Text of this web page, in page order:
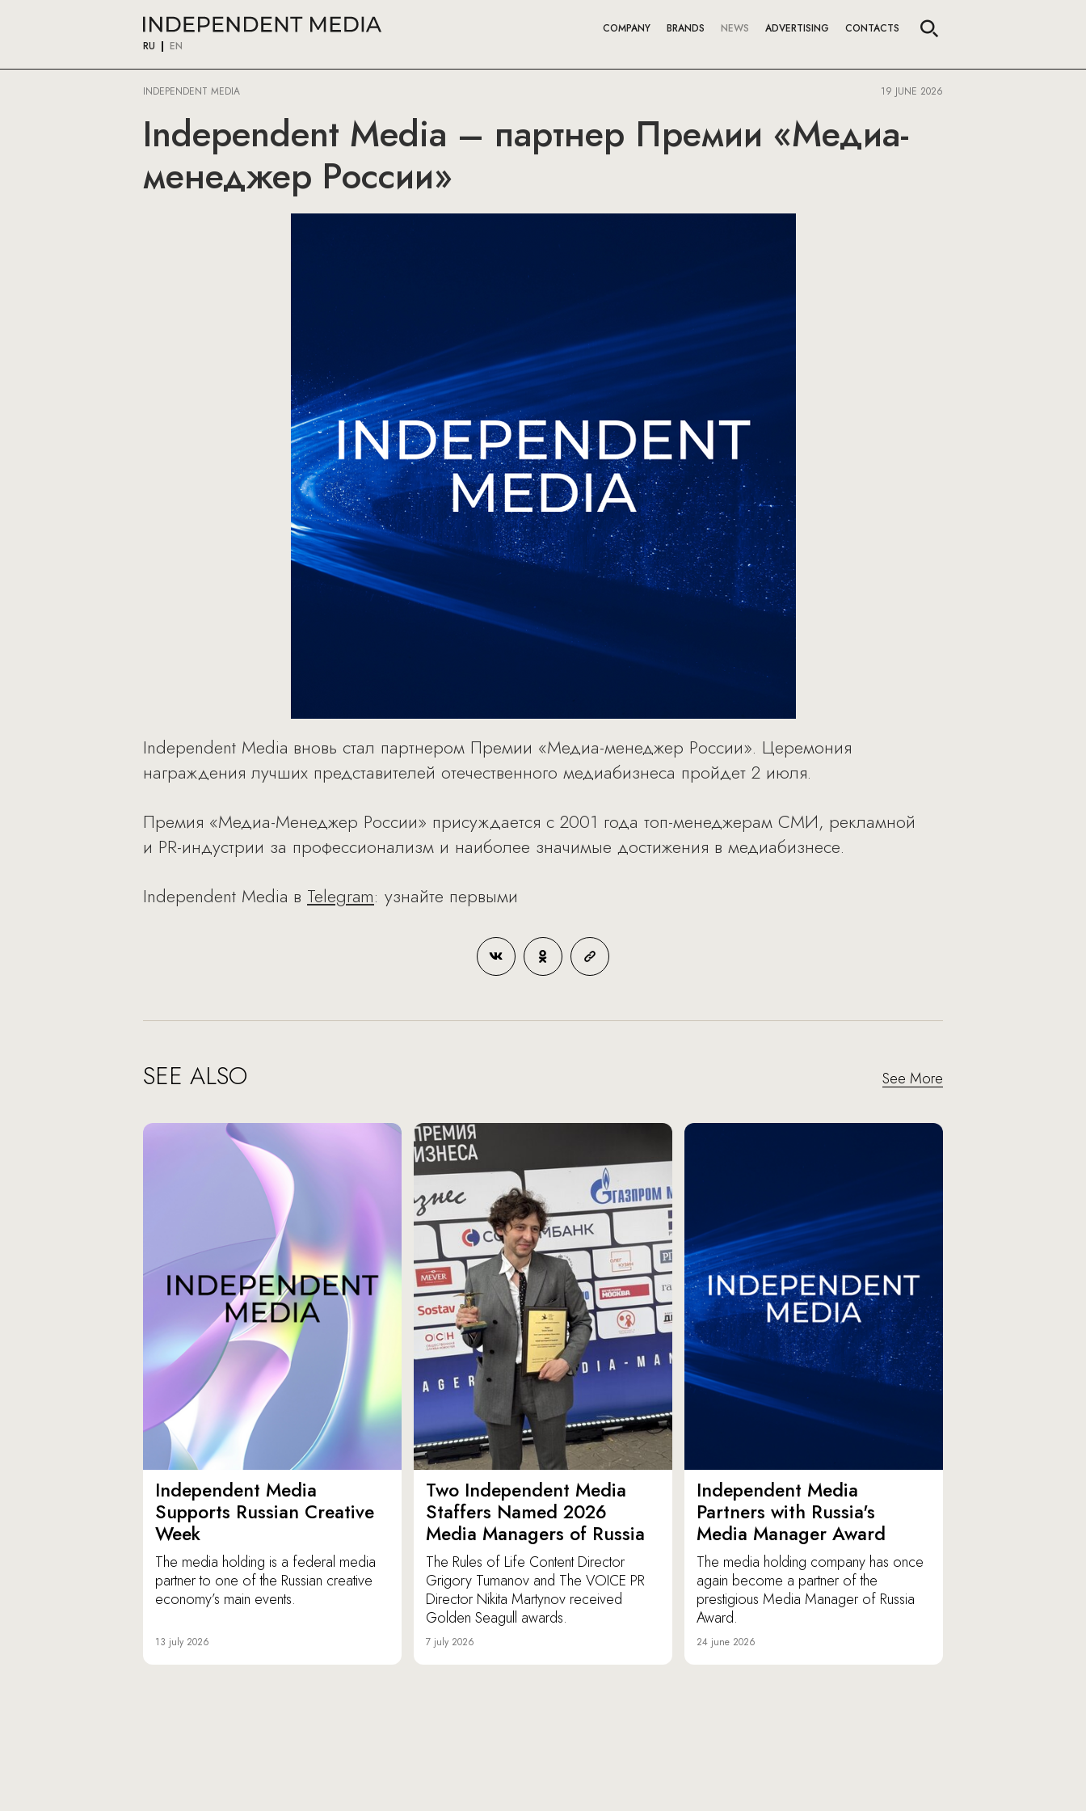
RU EN
COMPANY BRANDS NEWS ADVERTISING CONTACTS
INDEPENDENT MEDIA 19 JUNE 2026
Independent Media – партнер Премии «Медиа-
менеджер России»
Independent Media вновь стал партнером Премии «Медиа-менеджер России». Церемония
награждения лучших представителей отечественного медиабизнеса пройдет 2 июля.
Премия «Медиа-Менеджер России» присуждается с 2001 года топ-менеджерам СМИ, рекламной
и PR-индустрии за профессионализм и наиболее значимые достижения в медиабизнесе.
Independent Media в Telegram: узнайте первыми
SEE ALSO See More
Independent Media
Supports Russian Creative
Week
The media holding is a federal media
partner to one of the Russian creative
economy’s main events.
13 july 2026
Two Independent Media
Staffers Named 2026
Media Managers of Russia
The Rules of Life Content Director
Grigory Tumanov and The VOICE PR
Director Nikita Martynov received
Golden Seagull awards.
7 july 2026
Independent Media
Partners with Russia's
Media Manager Award
The media holding company has once
again become a partner of the
prestigious Media Manager of Russia
Award.
24 june 2026